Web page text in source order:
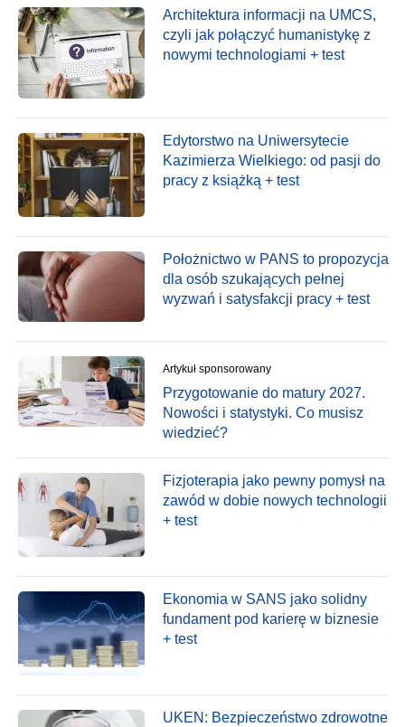
Architektura informacji na UMCS,
czyli jak połączyć humanistykę z
nowymi technologiami + test
Edytorstwo na Uniwersytecie
Kazimierza Wielkiego: od pasji do
pracy z książką + test
Położnictwo w PANS to propozycja
dla osób szukających pełnej
wyzwań i satysfakcji pracy + test
Artykuł sponsorowany
Przygotowanie do matury 2027.
Nowości i statystyki. Co musisz
wiedzieć?
Fizjoterapia jako pewny pomysł na
zawód w dobie nowych technologii
+ test
Ekonomia w SANS jako solidny
fundament pod karierę w biznesie
+ test
UKEN: Bezpieczeństwo zdrowotne